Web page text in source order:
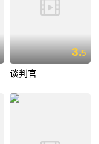
3.5
谈判官